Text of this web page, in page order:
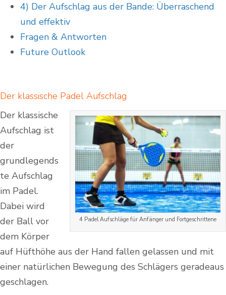
4) Der Aufschlag aus der Bande: Überraschend
und effektiv
Fragen & Antworten
Future Outlook
Der klassische Padel Aufschlag
4 Padel Aufschläge für Anfänger und Fortgeschrittene
Der klassische
Aufschlag ist
der
grundlegends
te Aufschlag
im Padel.
Dabei wird
der Ball vor
dem Körper
auf Hüfthöhe aus der Hand fallen gelassen und mit
einer natürlichen Bewegung des Schlägers geradeaus
geschlagen.